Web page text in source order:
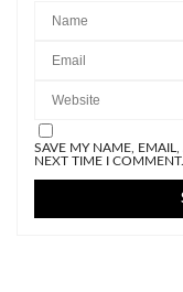
SAVE MY NAME,
NEXT TIME I COMMENT.